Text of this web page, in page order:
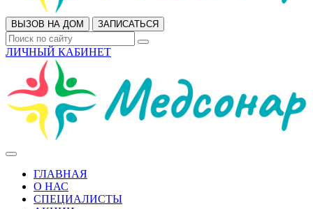
ВЫЗОВ НА ДОМ ЗАПИСАТЬСЯ
ЛИЧНЫЙ КАБИНЕТ
ГЛАВНАЯ
О НАС
СПЕЦИАЛИСТЫ